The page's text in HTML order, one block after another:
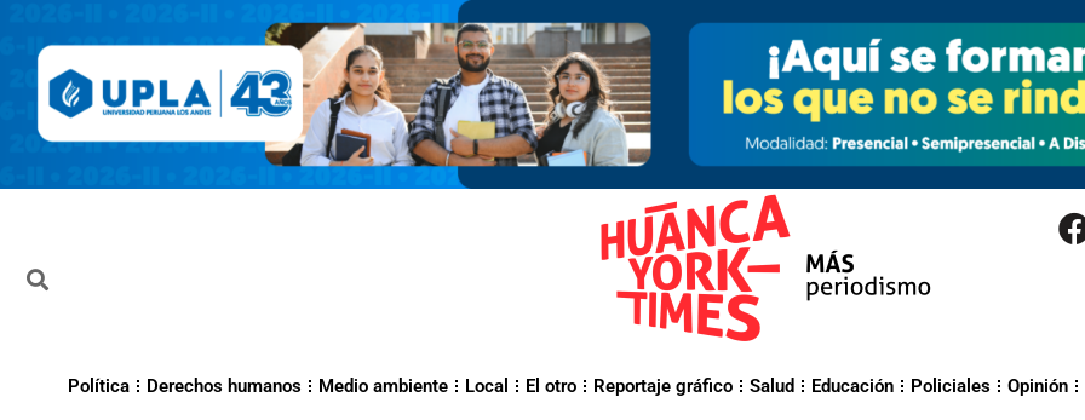
Política Derechos humanos Medio ambiente Local El otro Reportaje gráfico Salud Educación Policiales Opinión